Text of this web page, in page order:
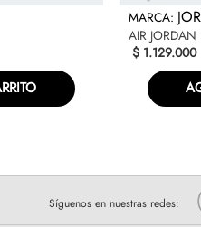
AIR
$ 1.129.000
Síguenos en nuestras redes: